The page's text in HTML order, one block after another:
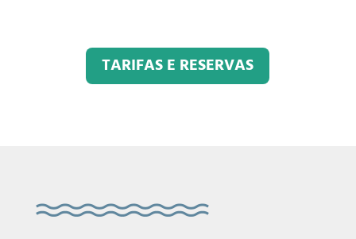
TARIFAS E RESERVAS